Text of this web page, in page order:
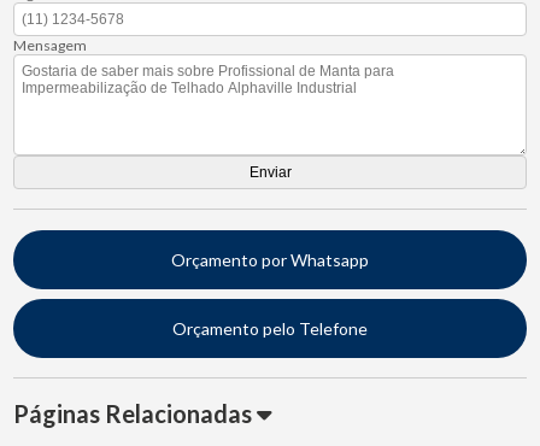
Mensagem
Orçamento por Whatsapp
Orçamento pelo Telefone
Páginas Relacionadas